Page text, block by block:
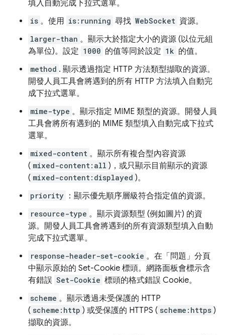
填入自動完成下拉式選單。
is 。使用 is:running 尋找 WebSocket 資源。
larger-than 。顯示大於指定大小的資源 (以位元組
為單位)。設定 1000 的值等同於設定 1k 的值。
method . 顯示透過指定 HTTP 方法類型擷取的資源。
開發人員工具會將遇到的所有 HTTP 方法填入自動完
成下拉式選單。
mime-type 。顯示指定 MIME 類型的資源。開發人員
工具會將所有遇到的 MIME 類型填入自動完成下拉式
選單。
mixed-content 。顯示所有複合型內容資源
( mixed-content:all )，或只顯示目前顯示的資源
( mixed-content:displayed )。
priority ：顯示優先順序層級符合指定值的資源。
resource-type 。顯示資源類型 (例如圖片) 的資
源。開發人員工具會將遇到的所有資源類型填入自動
完成下拉式選單。
response-header-set-cookie 。在「問題」分頁
中顯示原始的 Set-Cookie 標頭。網路面板會標示含
有錯誤 Set-Cookie 標頭的格式錯誤 Cookie。
scheme 。顯示透過未受保護的 HTTP
( scheme:http ) 或受保護的 HTTPS ( scheme:https )
擷取的資源。